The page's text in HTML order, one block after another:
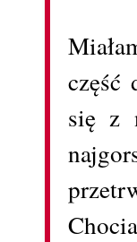
część
się z